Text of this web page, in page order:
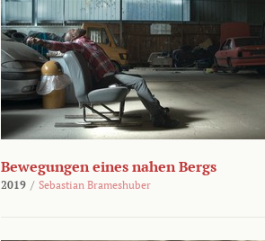
Bewegungen eines nahen Bergs
2019 / Sebastian Brameshuber